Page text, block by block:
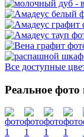
Все доступные
Реальное